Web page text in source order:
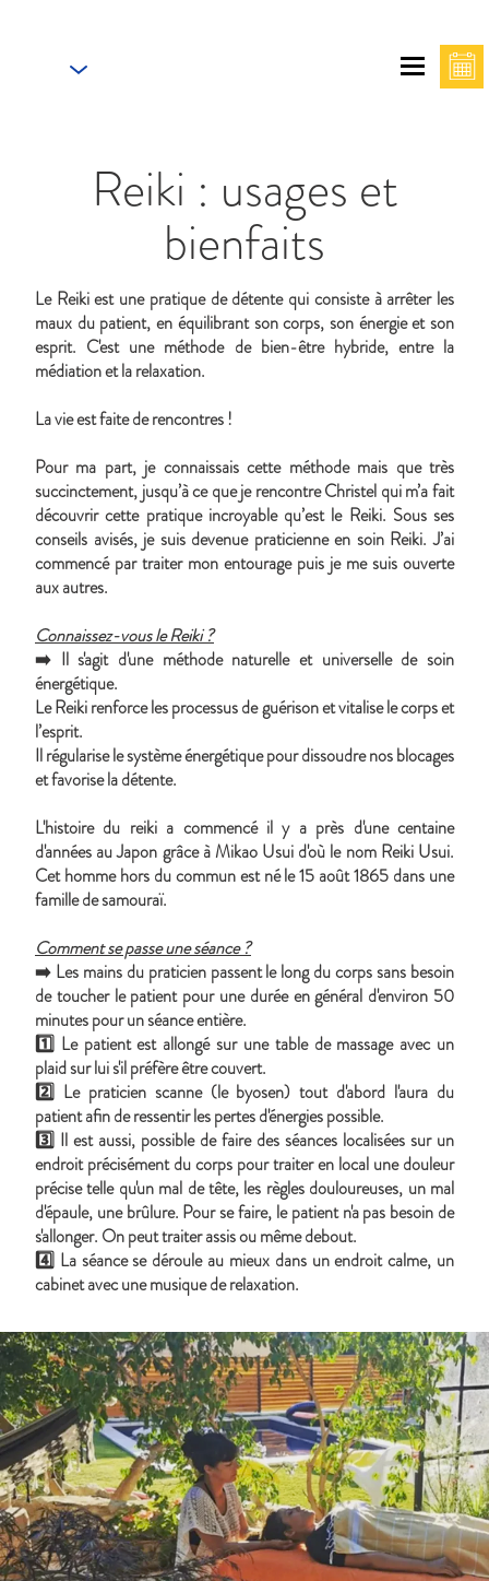
Reiki : usages et
bienfaits
Le Reiki est une pratique de détente qui consiste à arrêter les
maux du patient, en équilibrant son corps, son énergie et son
esprit. C'est une méthode de bien-être hybride, entre la
médiation et la relaxation.
La vie est faite de rencontres !
Pour ma part, je connaissais cette méthode mais que très
succinctement, jusqu’à ce que je rencontre Christel qui m’a fait
découvrir cette pratique incroyable qu’est le Reiki. Sous ses
conseils avisés, je suis devenue praticienne en soin Reiki. J’ai
commencé par traiter mon entourage puis je me suis ouverte
aux autres.
Connaissez-vous le Reiki ?
➡️ Il s'agit d'une méthode naturelle et universelle de soin
énergétique.
Le Reiki renforce les processus de guérison et vitalise le corps et
l’esprit.
Il régularise le système énergétique pour dissoudre nos blocages
et favorise la détente.
L'histoire du reiki a commencé il y a près d'une centaine
d'années au Japon grâce à Mikao Usui d'où le nom Reiki Usui.
Cet homme hors du commun est né le 15 août 1865 dans une
famille de samouraï.
Comment se passe une séance ?
➡️ Les mains du praticien passent le long du corps sans besoin
de toucher le patient pour une durée en général d'environ 50
minutes pour un séance entière.
1️⃣ Le patient est allongé sur une table de massage avec un
plaid sur lui s'il préfère être couvert.
2️⃣ Le praticien scanne (le byosen) tout d'abord l'aura du
patient afin de ressentir les pertes d'énergies possible.
3️⃣ Il est aussi, possible de faire des séances localisées sur un
endroit précisément du corps pour traiter en local une douleur
précise telle qu'un mal de tête, les règles douloureuses, un mal
d'épaule, une brûlure. Pour se faire, le patient n'a pas besoin de
s'allonger. On peut traiter assis ou même debout.
4️⃣ La séance se déroule au mieux dans un endroit calme, un
cabinet avec une musique de relaxation.